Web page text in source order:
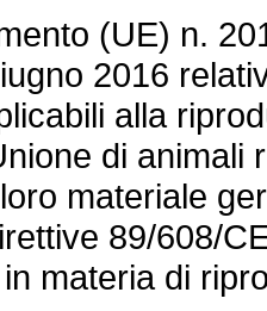
(UE) n.
2016
alla
di animali
materiale
89/608/
materia di